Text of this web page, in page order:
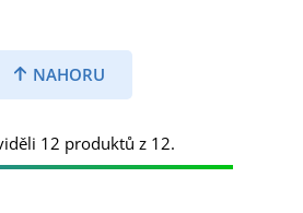
NAHORU
12 produktů z 12.